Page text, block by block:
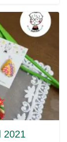
2021